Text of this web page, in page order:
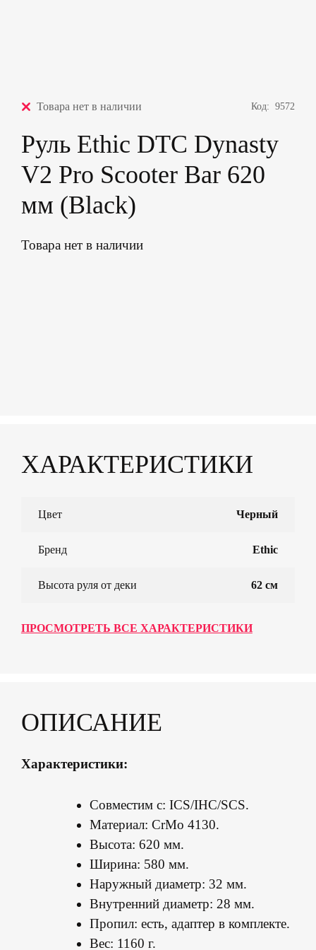
Товара нет в наличии Код:9572
Руль Ethic DTC Dynasty
V2 Pro Scooter Bar 620
мм (Black)
Товара нет в наличии
ХАРАКТЕРИСТИКИ
Цвет Черный
Бренд Ethic
Высота руля от деки 62 см
ПРОСМОТРЕТЬ ВСЕ ХАРАКТЕРИСТИКИ
ОПИСАНИЕ
Характеристики:
Совместим с: ICS/IHC/SCS.
Материал: CrMo 4130.
Высота: 620 мм.
Ширина: 580 мм.
Наружный диаметр: 32 мм.
Внутренний диаметр: 28 мм.
Пропил: есть, адаптер в комплекте.
Вес: 1160 г.